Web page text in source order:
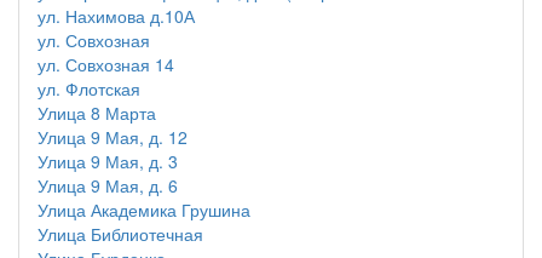
ул. Нахимова д.10А
ул. Совхозная
ул. Совхозная 14
ул. Флотская
Улица 8 Марта
Улица 9 Мая, д. 12
Улица 9 Мая, д. 3
Улица 9 Мая, д. 6
Улица Академика Грушина
Улица Библиотечная